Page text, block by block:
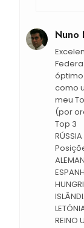
Nuno
como
meu
(por
Top 3
RÚSSIA
REINO